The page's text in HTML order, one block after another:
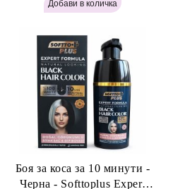
Боя за коса за 10 минути -
Черна - Softtoplus Expert